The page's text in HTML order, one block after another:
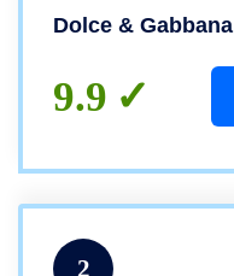
Dolce & Gabbana
9.9
2